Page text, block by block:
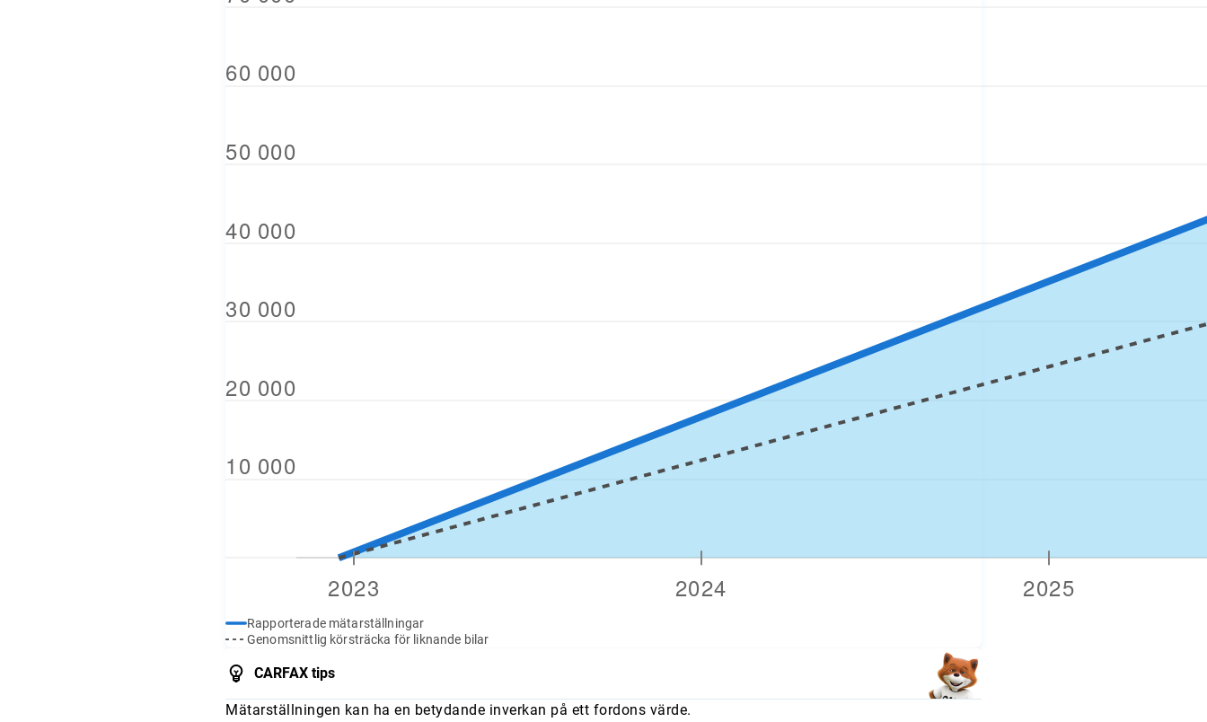
Rapporterade mätarställningar
Genomsnittlig körsträcka för liknande bilar
CARFAX tips
Mätarställningen kan ha en betydande inverkan på ett fordons värde.